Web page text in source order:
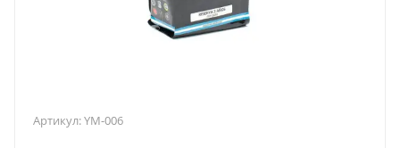
Артикул:YM-006